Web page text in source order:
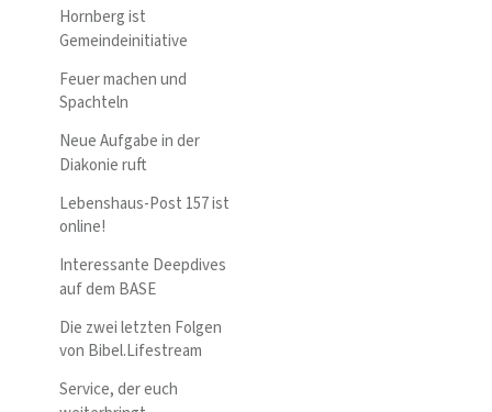
Hornberg ist
Gemeindeinitiative
Feuer machen und
Spachteln
Neue Aufgabe in der
Diakonie ruft
Lebenshaus-Post 157 ist
online!
Interessante Deepdives
auf dem BASE
Die zwei letzten Folgen
von Bibel.Lifestream
Service, der euch